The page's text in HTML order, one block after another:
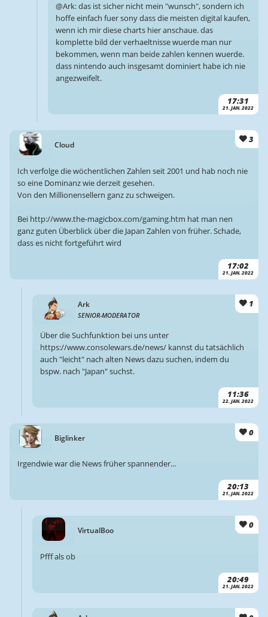
17:31
21. JAN. 2022
@Ark: das ist sicher nicht mein "wunsch", sondern ich
hoffe einfach fuer sony dass die meisten digital kaufen,
wenn ich mir diese charts hier anschaue. das
komplette bild der verhaeltnisse wuerde man nur
bekommen, wenn man beide zahlen kennen wuerde.
dass nintendo auch insgesamt dominiert habe ich nie
angezweifelt.
Cloud
3
17:02
21. JAN. 2022
Ich verfolge die wöchentlichen Zahlen seit 2001 und hab noch nie
so eine Dominanz wie derzeit gesehen.
Von den Millionensellern ganz zu schweigen.
Bei http://www.the-magicbox.com/gaming.htm hat man nen
ganz guten Überblick über die Japan Zahlen von früher. Schade,
dass es nicht fortgeführt wird
Ark
SENIOR-MODERATOR
1
11:36
22. JAN. 2022
Über die Suchfunktion bei uns unter
https://www.consolewars.de/news/ kannst du tatsächlich
auch "leicht" nach alten News dazu suchen, indem du
bspw. nach "Japan" suchst.
Biglinker
0
20:13
21. JAN. 2022
Irgendwie war die News früher spannender...
VirtualBoo
0
20:49
21. JAN. 2022
Pfff als ob